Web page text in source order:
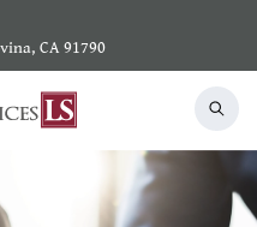
CA 91790